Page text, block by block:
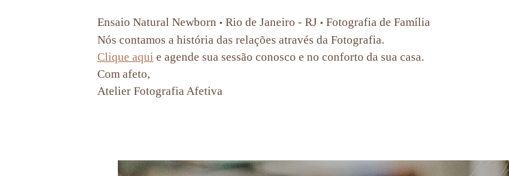
Ensaio Natural Newborn • Rio de Janeiro - RJ • Fotografia de Família
Nós contamos a história das relações através da Fotografia.
Clique aqui e agende sua sessão conosco e no conforto da sua casa.
Com afeto,
Atelier Fotografia Afetiva